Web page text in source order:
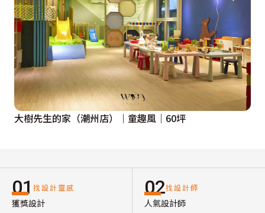
大樹先生的家（潮州店）｜童趣風｜60坪
01 找設計靈感
獲獎設計
02找設計師
人氣設計師